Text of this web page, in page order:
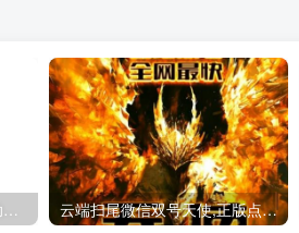
优码城-自助激活码商城-自助购卡点击-激活码24小时自助发卡地址 云端扫尾微信双号天使,正版点数点卡激活码1500-1000点授权充值！